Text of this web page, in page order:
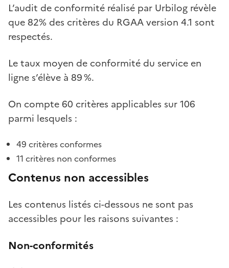
L’audit de conformité réalisé par Urbilog révèle
que 82% des critères du RGAA version 4.1 sont
respectés.
Le taux moyen de conformité du service en
ligne s’élève à 89 %.
On compte 60 critères applicables sur 106
parmi lesquels :
49 critères conformes
11 critères non conformes
Contenus non accessibles
Les contenus listés ci-dessous ne sont pas
accessibles pour les raisons suivantes :
Non-conformités